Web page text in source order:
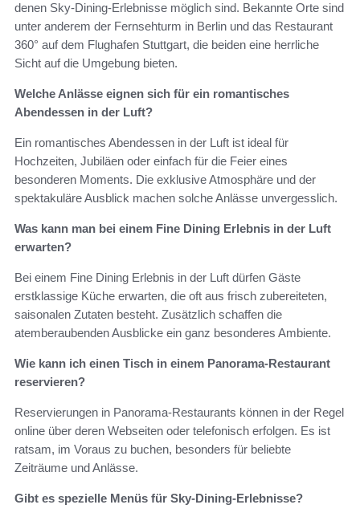
denen Sky-Dining-Erlebnisse möglich sind. Bekannte Orte sind
unter anderem der Fernsehturm in Berlin und das Restaurant
360° auf dem Flughafen Stuttgart, die beiden eine herrliche
Sicht auf die Umgebung bieten.
Welche Anlässe eignen sich für ein romantisches
Abendessen in der Luft?
Ein romantisches Abendessen in der Luft ist ideal für
Hochzeiten, Jubiläen oder einfach für die Feier eines
besonderen Moments. Die exklusive Atmosphäre und der
spektakuläre Ausblick machen solche Anlässe unvergesslich.
Was kann man bei einem Fine Dining Erlebnis in der Luft
erwarten?
Bei einem Fine Dining Erlebnis in der Luft dürfen Gäste
erstklassige Küche erwarten, die oft aus frisch zubereiteten,
saisonalen Zutaten besteht. Zusätzlich schaffen die
atemberaubenden Ausblicke ein ganz besonderes Ambiente.
Wie kann ich einen Tisch in einem Panorama-Restaurant
reservieren?
Reservierungen in Panorama-Restaurants können in der Regel
online über deren Webseiten oder telefonisch erfolgen. Es ist
ratsam, im Voraus zu buchen, besonders für beliebte
Zeiträume und Anlässe.
Gibt es spezielle Menüs für Sky-Dining-Erlebnisse?